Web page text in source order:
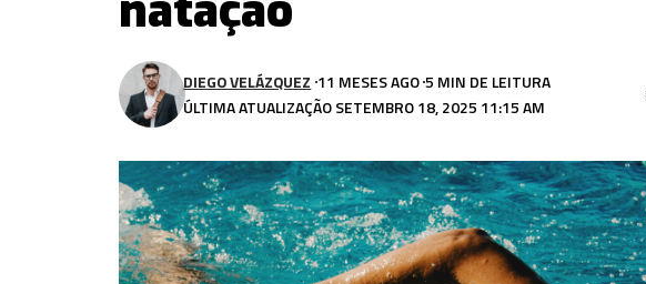
ÚLTIMA ATUALIZAÇÃO SETEMBRO 18, 2025 11:15 AM
DIEGO VELÁZQUEZ 11 MESES AGO 5 MIN DE LEITURA